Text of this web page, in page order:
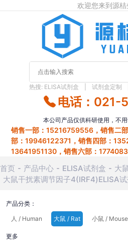
欢迎您来到源桔
热搜: ELISA试剂盒 试剂盒定制
电话：021-
本公司产品仅供科研使用，不
销售一部：15216759556，销售二
部：19946122371，销售四部：
13641951130，销售六部：
首页 产品中心 ELISA试剂盒
大
大鼠干扰素调节因子4(IRF4)ELISA
产品分类：
人 / Human
大鼠 / Rat 小鼠 / Mouse
更多